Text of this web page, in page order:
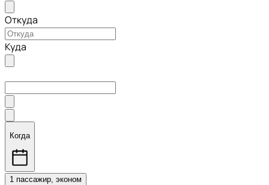
Откуда
Куда
Когда
1 пассажир, эконом